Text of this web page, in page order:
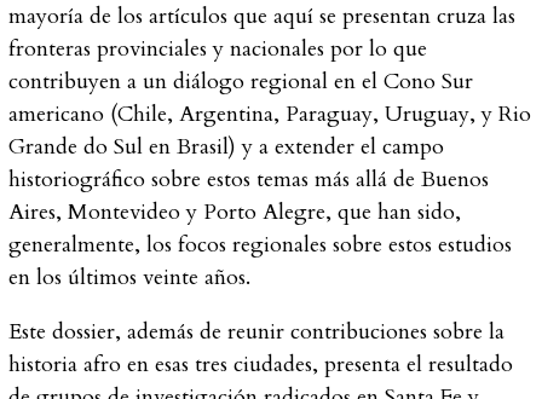
mayoría de los artículos que aquí se presentan cruza las
fronteras provinciales y nacionales por lo que
contribuyen a un diálogo regional en el Cono Sur
americano (Chile, Argentina, Paraguay, Uruguay, y Rio
Grande do Sul en Brasil) y a extender el campo
historiográfico sobre estos temas más allá de Buenos
Aires, Montevideo y Porto Alegre, que han sido,
generalmente, los focos regionales sobre estos estudios
en los últimos veinte años.
Este dossier, además de reunir contribuciones sobre la
historia afro en esas tres ciudades, presenta el resultado